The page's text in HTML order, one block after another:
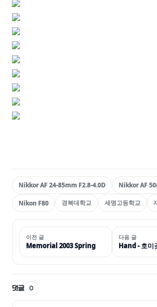
Nikkor AF 24-85mm F2.8-4.0D Nikkor AF
Nikon F80 경북대학교 세명고등학교
이전 글
Memorial 2003 Spring
다음 글
Hand - 호미
댓글 0